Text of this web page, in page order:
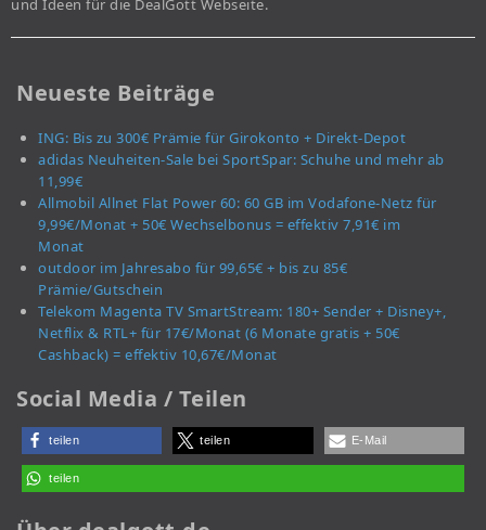
und Ideen für die DealGott Webseite.
Neueste Beiträge
ING: Bis zu 300€ Prämie für Girokonto + Direkt-Depot
adidas Neuheiten-Sale bei SportSpar: Schuhe und mehr ab
11,99€
Allmobil Allnet Flat Power 60: 60 GB im Vodafone-Netz für
9,99€/Monat + 50€ Wechselbonus = effektiv 7,91€ im
Monat
outdoor im Jahresabo für 99,65€ + bis zu 85€
Prämie/Gutschein
Telekom Magenta TV SmartStream: 180+ Sender + Disney+,
Netflix & RTL+ für 17€/Monat (6 Monate gratis + 50€
Cashback) = effektiv 10,67€/Monat
Social Media / Teilen
teilen teilen E-Mail
teilen